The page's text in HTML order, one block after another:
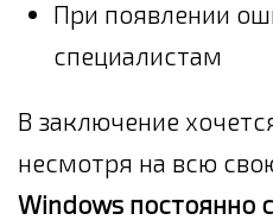
При появлении
специалистам
В заключение
несмотря на всю
Windows постоянно